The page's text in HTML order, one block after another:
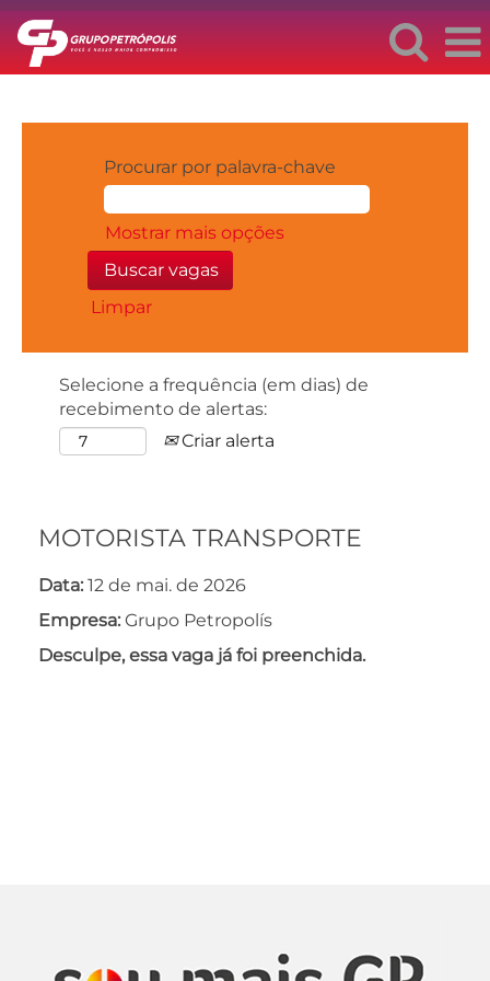
Procurar por palavra-chave
Mostrar mais opções
Limpar
Selecione a frequência (em dias) de
recebimento de alertas:
Criar alerta
MOTORISTA TRANSPORTE
Data: 12 de mai. de 2026
Empresa: Grupo Petropolís
Desculpe, essa vaga já foi preenchida.